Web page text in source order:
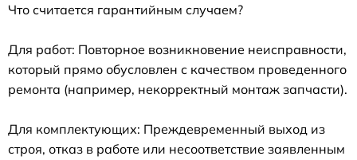
Что считается гарантийным случаем?
Для работ: Повторное возникновение неисправности,
который прямо обусловлен с качеством проведенного
ремонта (например, некорректный монтаж запчасти).
Для комплектующих: Преждевременный выход из
строя, отказ в работе или несоответствие заявленным